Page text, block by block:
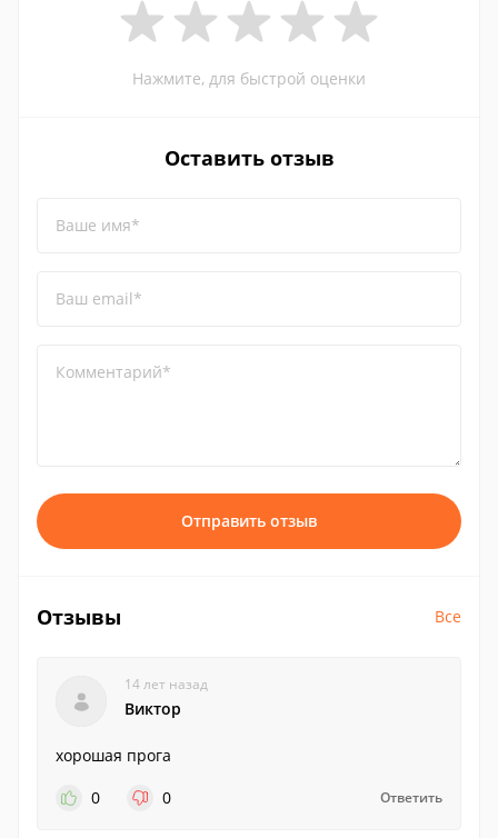
Нажмите, для быстрой оценки
Оставить отзыв
Ваше имя*
Ваш email*
Комментарий*
Отправить отзыв
Отзывы Все
14 лет назад
Виктор
хорошая прога
0
0 Ответить